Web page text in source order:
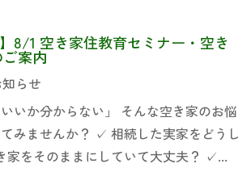
】8/1 空き家住教育セミナー・空き
案内
らせ
いいか分からない」 そんな空き家のお悩
みませんか？ ✓ 相続した実家をどうし
をそのままにしていて大丈夫？ ✓...